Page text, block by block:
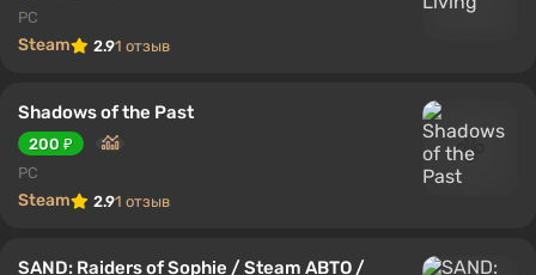
PC
Steam 2.91 отзыв
Shadows of the Past
200 ₽
PC
Steam 2.91 отзыв
SAND: Raiders of Sophie / Steam АВТО /